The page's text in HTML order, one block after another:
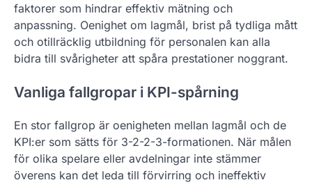
faktorer som hindrar effektiv mätning och
anpassning. Oenighet om lagmål, brist på tydliga mått
och otillräcklig utbildning för personalen kan alla
bidra till svårigheter att spåra prestationer noggrant.
Vanliga fallgropar i KPI-spårning
En stor fallgrop är oenigheten mellan lagmål och de
KPI:er som sätts för 3-2-2-3-formationen. När målen
för olika spelare eller avdelningar inte stämmer
överens kan det leda till förvirring och ineffektiv